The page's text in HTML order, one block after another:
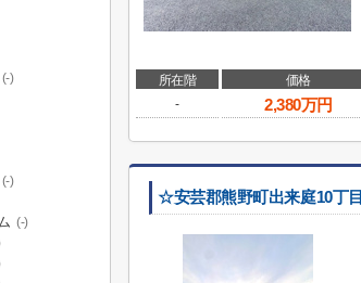
所在階 価格
-
2,380万円
☆安芸郡熊野町出来庭10丁目
(-)
(-)
(-)